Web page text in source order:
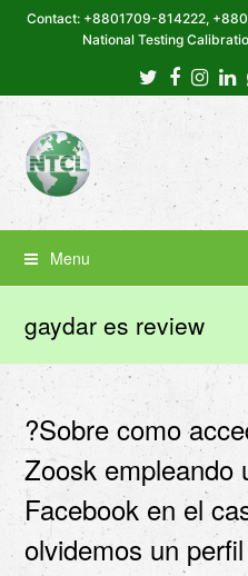
Contact: +8801709-814222,
National Testing
Twitter
Menu
gaydar es review
?Sobre como
Zoosk empleando
Facebook en el
olvidemos un